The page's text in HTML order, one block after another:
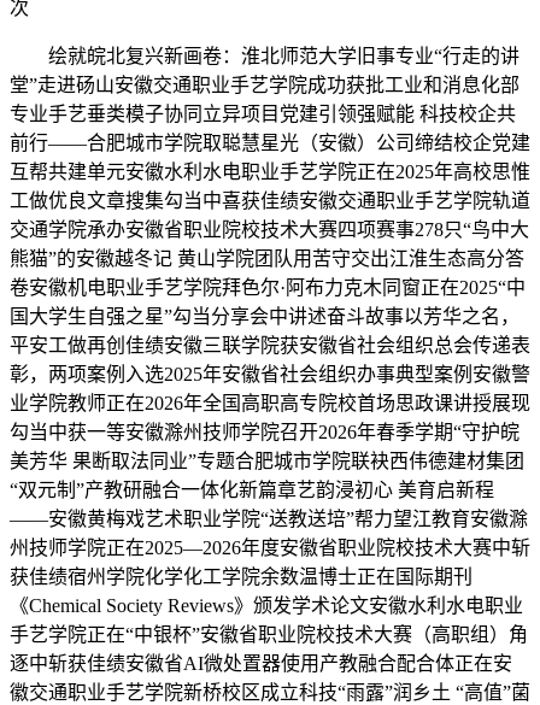
次
绘就皖北复兴新画卷：淮北师范大学旧事专业“行走的讲
堂”走进砀山安徽交通职业手艺学院成功获批工业和消息化部
专业手艺垂类模子协同立异项目党建引领强赋能 科技校企共
前行——合肥城市学院取聪慧星光（安徽）公司缔结校企党建
互帮共建单元安徽水利水电职业手艺学院正在2025年高校思惟
工做优良文章搜集勾当中喜获佳绩安徽交通职业手艺学院轨道
交通学院承办安徽省职业院校技术大赛四项赛事278只“鸟中大
熊猫”的安徽越冬记 黄山学院团队用苦守交出江淮生态高分答
卷安徽机电职业手艺学院拜色尔·阿布力克木同窗正在2025“中
国大学生自强之星”勾当分享会中讲述奋斗故事以芳华之名，
平安工做再创佳绩安徽三联学院获安徽省社会组织总会传递表
彰，两项案例入选2025年安徽省社会组织办事典型案例安徽警
业学院教师正在2026年全国高职高专院校首场思政课讲授展现
勾当中获一等安徽滁州技师学院召开2026年春季学期“守护皖
美芳华 果断取法同业”专题合肥城市学院联袂西伟德建材集团
“双元制”产教研融合一体化新篇章艺韵浸初心 美育启新程
——安徽黄梅戏艺术职业学院“送教送培”帮力望江教育安徽滁
州技师学院正在2025—2026年度安徽省职业院校技术大赛中斩
获佳绩宿州学院化学化工学院余数温博士正在国际期刊
《Chemical Society Reviews》颁发学术论文安徽水利水电职业
手艺学院正在“中银杯”安徽省职业院校技术大赛（高职组）角
逐中斩获佳绩安徽省AI微处置器使用产教融合配合体正在安
徽交通职业手艺学院新桥校区成立科技“雨露”润乡土 “高值”菌